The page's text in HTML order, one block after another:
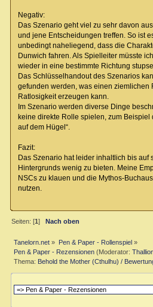
Negativ:
Das Szenario geht viel zu sehr davon
und jene Entscheidungen treffen. So ist
unbedingt naheliegend, dass die
Dunwich fahren. Als Spielleiter müsste
wieder in eine bestimmte Richtung
Das Schlüsselhandout des Szenarios
gefunden werden, was einen ziemlichen
Ratlosigkeit erzeugen kann.
Im Szenario werden diverse Dinge
keine direkte Rolle spielen, zum Beispiel
auf dem Hügel“.
Fazit:
Das Szenario hat leider inhaltlich bis auf
Hintergrunds wenig zu bieten. Meine
NSCs zu klauen und die Mythos-
nutzen.
Seiten: [1]
Nach oben
Tanelorn.net » Pen & Paper - Rollenspiel»
Pen & Paper - Rezensionen (Moderator:
Thema: Behold the Mother (Cthulhu) /